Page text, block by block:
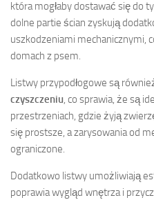
która mogłaby dostawać się do
dolne partie ścian zyskują
uszkodzeniami mechanicznymi,
domach z psem.
Listwy przypodłogowe są
czyszczeniu, co sprawia, że są
przestrzeniach, gdzie żyją
się prostsze, a zarysowania od
ograniczone.
Dodatkowo listwy umożliwiają
poprawia wygląd wnętrza i